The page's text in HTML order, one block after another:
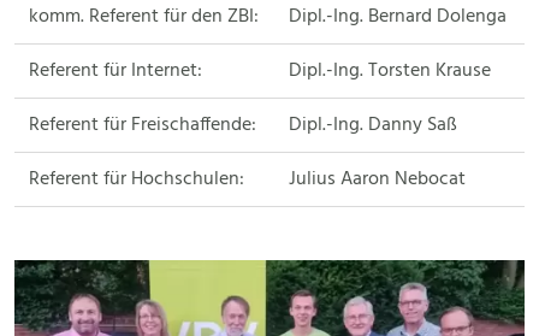
komm. Referent für den ZBI:
Dipl.-Ing. Bernard Dolenga
Referent für Internet:
Dipl.-Ing. Torsten Krause
Referent für Freischaffende:
Dipl.-Ing. Danny Saß
Referent für Hochschulen:
Julius Aaron Nebocat